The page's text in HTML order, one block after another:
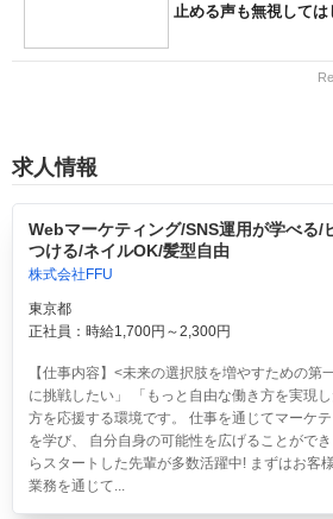
止める声も無視して
求人情報
Webマーケティング/SNS運用が学べる/
つける/ネイルOK/髪型自由
株式会社FFU
東京都
正社員：時給1,700円～2,300円
【仕事内容】<未来の選択肢を増やすための第
に挑戦したい」 「もっと自由な働き方を実現
方を応援する環境です。 仕事を通じてマーケ
を学び、 自分自身の可能性を広げることがで
らスタートした先輩が多数活躍中! まずはお客
業務を通じて...